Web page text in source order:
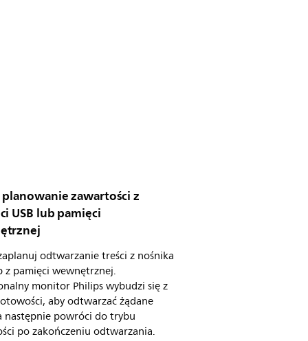
zawartości z
USB lub pamięci
odtwarzanie treści z nośnika
z pamięci wewnętrznej.
monitor Philips wybudzi się z
aby odtwarzać żądane
następnie powróci do trybu
po zakończeniu odtwarzania.